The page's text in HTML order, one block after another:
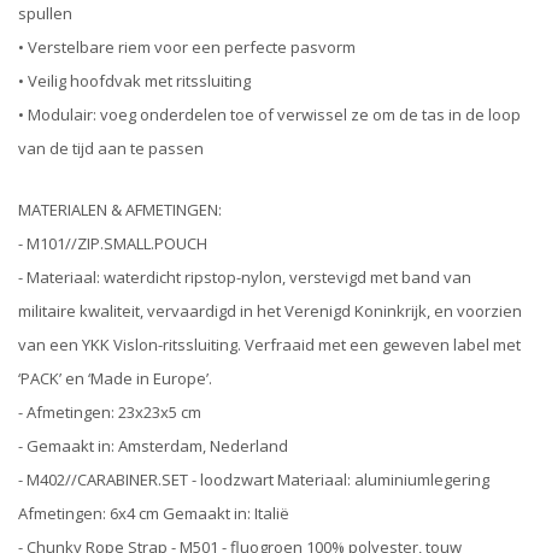
spullen
• Verstelbare riem voor een perfecte pasvorm
• Veilig hoofdvak met ritssluiting
• Modulair: voeg onderdelen toe of verwissel ze om de tas in de loop
van de tijd aan te passen
MATERIALEN & AFMETINGEN:
- M101//ZIP.SMALL.POUCH
- Materiaal: waterdicht ripstop-nylon, verstevigd met band van
militaire kwaliteit, vervaardigd in het Verenigd Koninkrijk, en voorzien
van een YKK Vislon-ritssluiting. Verfraaid met een geweven label met
‘PACK’ en ‘Made in Europe’.
- Afmetingen: 23x23x5 cm
- Gemaakt in: Amsterdam, Nederland
- M402//CARABINER.SET - loodzwart Materiaal: aluminiumlegering
Afmetingen: 6x4 cm Gemaakt in: Italië
- Chunky Rope Strap - M501 - fluogroen 100% polyester, touw